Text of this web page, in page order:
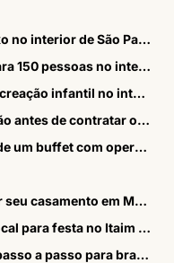
Qual o melhor buffet de luxo no interior de São Paulo?
Quanto custa um buffet para 150 pessoas no interior de SP?
Quais buffets oferecem recreação infantil no interior de SP?
É possível fazer degustação antes de contratar o buffet?
Quais são os diferenciais de um buffet com operação 360°?
Guia prático: como planejar seu casamento em Mendoza?
Como escolher o melhor local para festa no Itaim Bibi
Casamento em Mendoza: passo a passo para brasileiros